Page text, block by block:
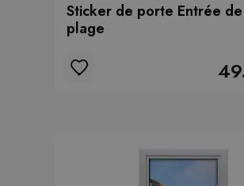
Sticker de porte Entrée
plage